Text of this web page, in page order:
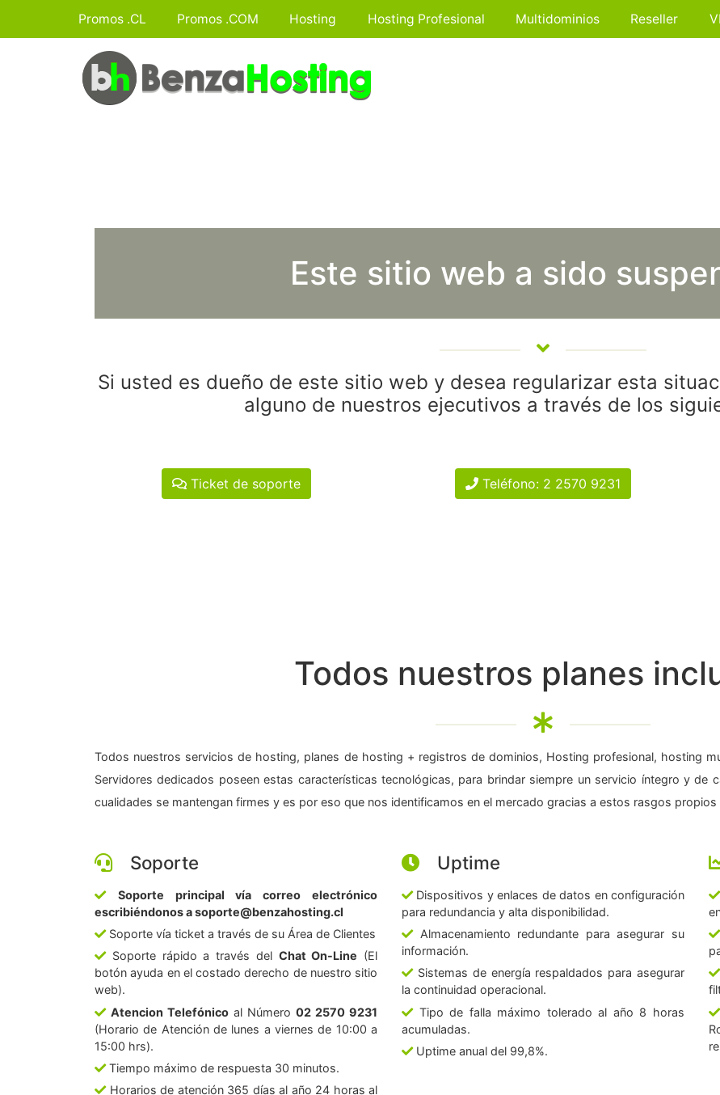
Promos .CL Promos .COM Hosting Hosting Profesional Multidominios Reseller
Este sitio web a sido
Si usted es dueño de este sitio web y desea regularizar esta
alguno de nuestros ejecutivos a través de los
Ticket de soporte Teléfono: 2 2570 9231
Todos nuestros planes
Todos nuestros servicios de hosting, planes de hosting + registros de dominios, Hosting profesional, hosting
Servidores dedicados poseen estas características tecnológicas, para brindar siempre un servicio íntegro y de
cualidades se mantengan firmes y es por eso que nos identificamos en el mercado gracias a estos rasgos
Soporte
Soporte principal vía correo electrónico
escribiéndonos a soporte@benzahosting.cl
Soporte vía ticket a través de su Área de Clientes
Soporte rápido a través del Chat On-Line (El
botón ayuda en el costado derecho de nuestro sitio
web).
Atencion Telefónico al Número 02 2570 9231
(Horario de Atención de lunes a viernes de 10:00 a
15:00 hrs).
Tiempo máximo de respuesta 30 minutos.
Horarios de atención 365 días al año 24 horas al
Uptime
Dispositivos y enlaces de datos en configuración
para redundancia y alta disponibilidad.
Almacenamiento redundante para asegurar su
información.
Sistemas de energía respaldados para asegurar
la continuidad operacional.
Tipo de falla máximo tolerado al año 8 horas
acumuladas.
Uptime anual del 99,8%.